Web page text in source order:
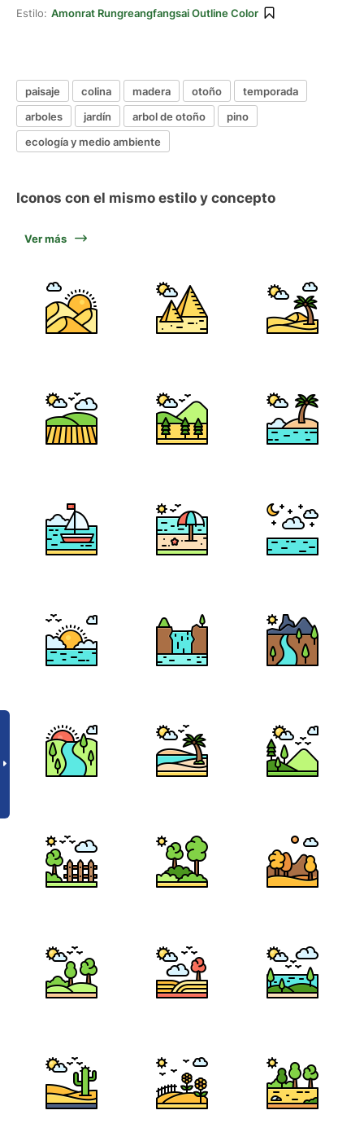
Estilo: Amonrat Rungreangfangsai Outline Color
paisaje colina madera otoño
temporada
arboles
jardín arbol de otoño
pino
ecología y medio ambiente
Iconos con el mismo estilo y concepto
Ver más